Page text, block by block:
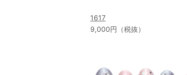
1617
9,000円（税抜）